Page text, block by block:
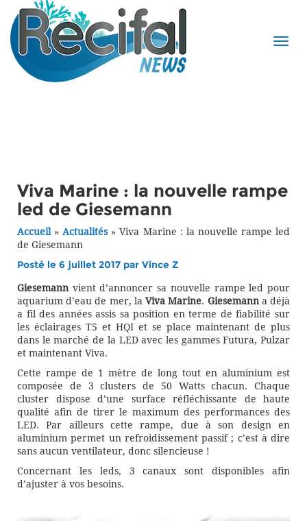
Viva Marine : la nouvelle rampe
led de Giesemann
Accueil»Actualités»Viva Marine : la nouvelle rampe led
de Giesemann
Posté le 6 juillet 2017 par Vince Z
Giesemannvient d’annoncer sa nouvelle rampe led pour
aquarium d’eau de mer, laViva Marine. Giesemanna déjà
a fil des années assis sa position en terme de fiabilité sur
les éclairages T5 et HQI et se place maintenant de plus
dans le marché de la LED avec les gammes Futura, Pulzar
et maintenant Viva.
Cette rampe de 1 mètre de long tout en aluminium est
composée de 3 clusters de 50 Watts chacun. Chaque
cluster dispose d’une surface réfléchissante de haute
qualité afin de tirer le maximum des performances des
LED. Par ailleurs cette rampe, due à son design en
aluminium permet un refroidissement passif ; c’est à dire
sans aucun ventilateur, donc silencieuse !
Concernant les leds, 3 canaux sont disponibles afin
d’ajuster à vos besoins.